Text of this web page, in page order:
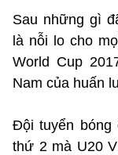
Sau những gì
là nỗi lo cho
World Cup
Nam của huấn
Đội tuyển bóng
thứ 2 mà U20